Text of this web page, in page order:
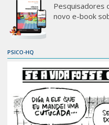
Pesquisadores
novo e-book
PSICO-HQ